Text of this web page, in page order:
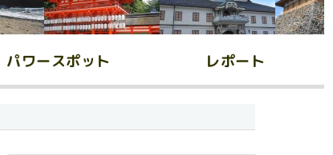
パワースポット レポート